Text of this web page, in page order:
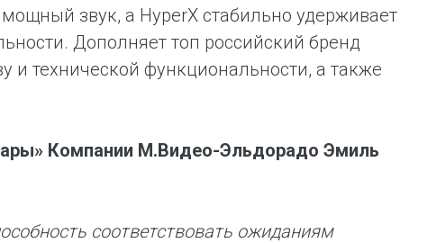
звук, а HyperX стабильно удерживает
Дополняет топ российский бренд
и технической функциональности, а также
Компании М.Видео-Эльдорадо Эмиль
соответствовать ожиданиям